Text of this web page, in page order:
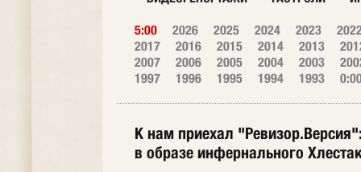
5:00 2026 2025 2024 2023
2017
2016 2015 2014 2013
2007
2006 2005 2004 2003
1997
1996 1995 1994 1993
К нам приехал
в образе инфернального